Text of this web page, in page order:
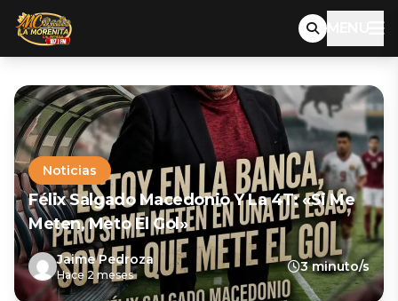
MENU
Noticias
Félix Salgado Macedonio Y La 4T: «Si Me
Meten, Meto El Gol»
Jaime Pedroza
Hace 2 meses
3 minuto/s